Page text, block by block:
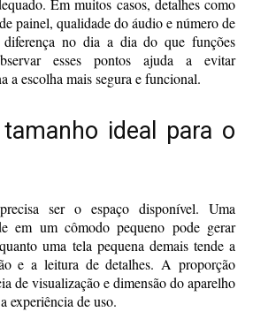
painel, qualidade do áudio e número de
diferença no dia a dia do que funções
esses pontos ajuda a evitar
a escolha mais segura e funcional.
ideal para o
ser o espaço disponível. Uma
em um cômodo pequeno pode gerar
uma tela pequena demais tende a
e a leitura de detalhes. A proporção
de visualização e dimensão do aparelho
experiência de uso.